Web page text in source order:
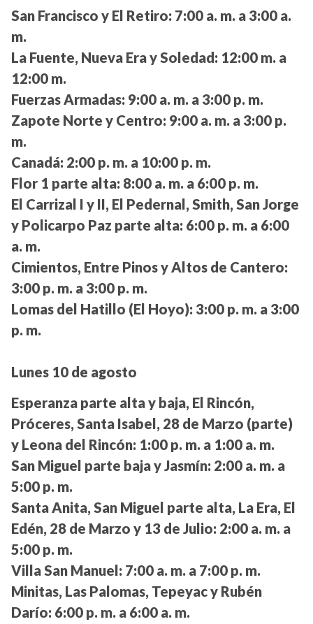
San Francisco y El Retiro: 7:00 a. m. a 3:00 a.
m.
La Fuente, Nueva Era y Soledad: 12:00 m. a
12:00 m.
Fuerzas Armadas: 9:00 a. m. a 3:00 p. m.
Zapote Norte y Centro: 9:00 a. m. a 3:00 p.
m.
Canadá: 2:00 p. m. a 10:00 p. m.
Flor 1 parte alta: 8:00 a. m. a 6:00 p. m.
El Carrizal I y II, El Pedernal, Smith, San Jorge
y Policarpo Paz parte alta: 6:00 p. m. a 6:00
a. m.
Cimientos, Entre Pinos y Altos de Cantero:
3:00 p. m. a 3:00 p. m.
Lomas del Hatillo (El Hoyo): 3:00 p. m. a 3:00
p. m.
Lunes 10 de agosto
Esperanza parte alta y baja, El Rincón,
Próceres, Santa Isabel, 28 de Marzo (parte)
y Leona del Rincón: 1:00 p. m. a 1:00 a. m.
San Miguel parte baja y Jasmín: 2:00 a. m. a
5:00 p. m.
Santa Anita, San Miguel parte alta, La Era, El
Edén, 28 de Marzo y 13 de Julio: 2:00 a. m. a
5:00 p. m.
Villa San Manuel: 7:00 a. m. a 7:00 p. m.
Minitas, Las Palomas, Tepeyac y Rubén
Darío: 6:00 p. m. a 6:00 a. m.